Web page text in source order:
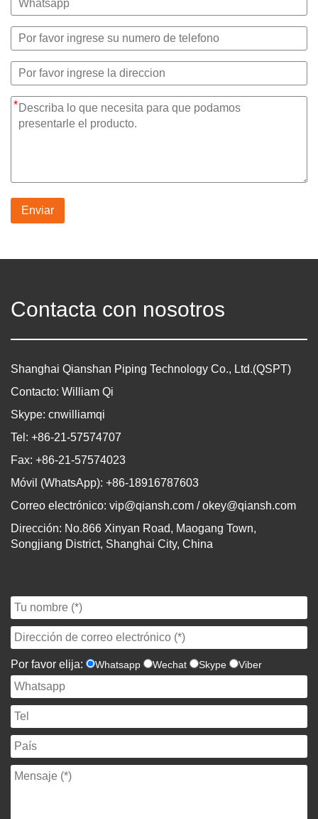
*
Enviar
Contacta con nosotros
Shanghai Qianshan Piping Technology Co., Ltd.(QSPT)
Contacto: William Qi
Skype: cnwilliamqi
Tel: +86-21-57574707
Fax: +86-21-57574023
Móvil (WhatsApp): +86-18916787603
Correo electrónico: vip@qiansh.com /okey@qiansh.com
Dirección: No.866 Xinyan Road, Maogang Town,
Songjiang District, Shanghai City, China
Por favor elija: Whatsapp Wechat Skype Viber